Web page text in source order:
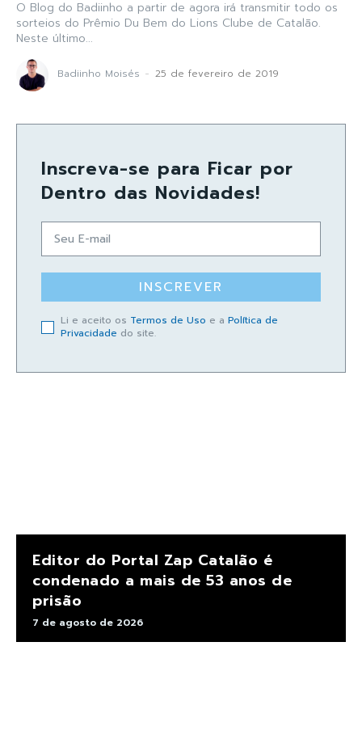
O Blog do Badiinho a partir de agora irá transmitir todo os
sorteios do Prêmio Du Bem do Lions Clube de Catalão.
Neste último...
Badiinho Moisés - 25 de fevereiro de 2019
Inscreva-se para Ficar por
Dentro das Novidades!
INSCREVER
Li e aceito os Termos de Uso e a Política de
Privacidade do site.
Editor do Portal Zap Catalão é
condenado a mais de 53 anos de
prisão
7 de agosto de 2026